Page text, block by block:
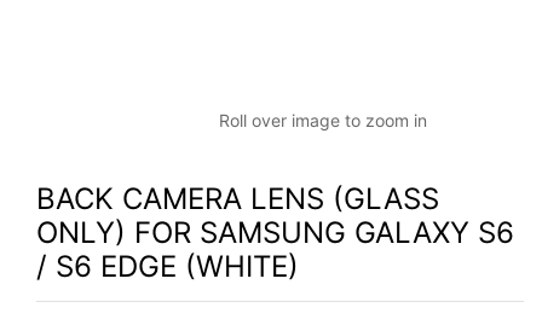
Roll over image to zoom in
BACK CAMERA LENS (GLASS
ONLY) FOR SAMSUNG GALAXY S6
/ S6 EDGE (WHITE)